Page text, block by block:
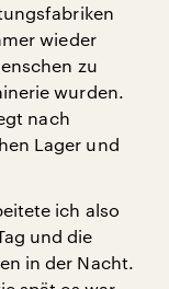
wieder
zu
wurden.
nach
Lager und
ich also
und die
in der Nacht.